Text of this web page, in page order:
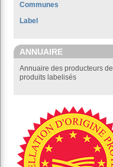
Communes
Label
ANNUAIRE
Annuaire des producteurs de
produits labelisés